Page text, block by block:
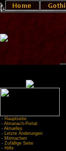
- Hauptseite
- Almanach-Portal
- Aktuelles
- Letzte Änderungen
- Mitmachen
- Zufällige Seite
- Hilfe